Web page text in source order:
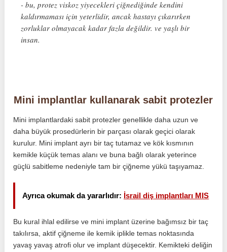
- bu, protez viskoz yiyecekleri çiğnediğinde kendini
kaldırmaması için yeterlidir, ancak hastayı çıkarırken
zorluklar olmayacak kadar fazla değildir. ve yaşlı bir
insan.
Mini implantlar kullanarak sabit protezler
Mini implantlardaki sabit protezler genellikle daha uzun ve
daha büyük prosedürlerin bir parçası olarak geçici olarak
kurulur. Mini implant ayrı bir taç tutamaz ve kök kısmının
kemikle küçük temas alanı ve buna bağlı olarak yeterince
güçlü sabitleme nedeniyle tam bir çiğneme yükü taşıyamaz.
Ayrıca okumak da yararlıdır: İsrail diş implantları MIS
Bu kural ihlal edilirse ve mini implant üzerine bağımsız bir taç
takılırsa, aktif çiğneme ile kemik iplikle temas noktasında
yavaş yavaş atrofi olur ve implant düşecektir. Kemikteki deliğin